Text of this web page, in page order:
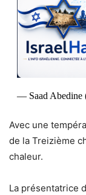
— Saad Abedine
Avec une
de la Treizième
chaleur.
La présentatrice